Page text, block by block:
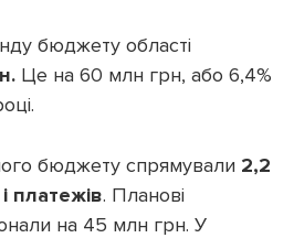
бюджету області
Це на 60 млн грн, або 6,4%
бюджету спрямували 2,2
платежів. Планові
на 45 млн грн. У